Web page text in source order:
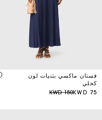
فستان ماكسي بثنيات لون
كحلي
75 KWD
150 KWD